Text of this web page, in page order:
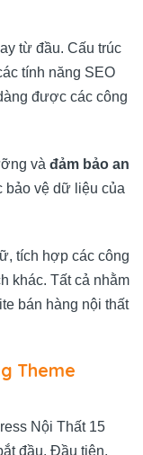
từ đầu. Cấu trúc
tính năng SEO
được các công
và đảm bảo an
bảo vệ dữ liệu của
tích hợp các công
khác. Tất cả nhằm
bán hàng nội thất
Theme
Nội Thất 15
đầu. Đầu tiên,